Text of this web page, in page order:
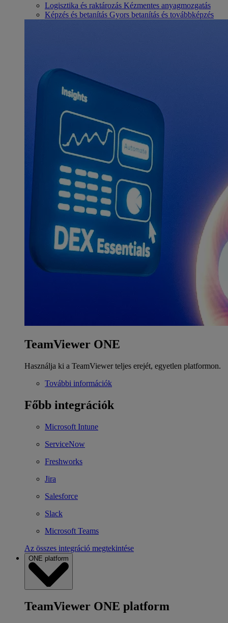
Logisztika és raktározás Kézmentes anyagmozgatás
Képzés és betanítás Gyors betanítás és továbbképzés
TeamViewer ONE
Használja ki a TeamViewer teljes erejét, egyetlen platformon.
További információk
Főbb integrációk
Microsoft Intune
ServiceNow
Freshworks
Jira
Salesforce
Slack
Microsoft Teams
Az összes integráció megtekintése
ONE platform
TeamViewer ONE platform